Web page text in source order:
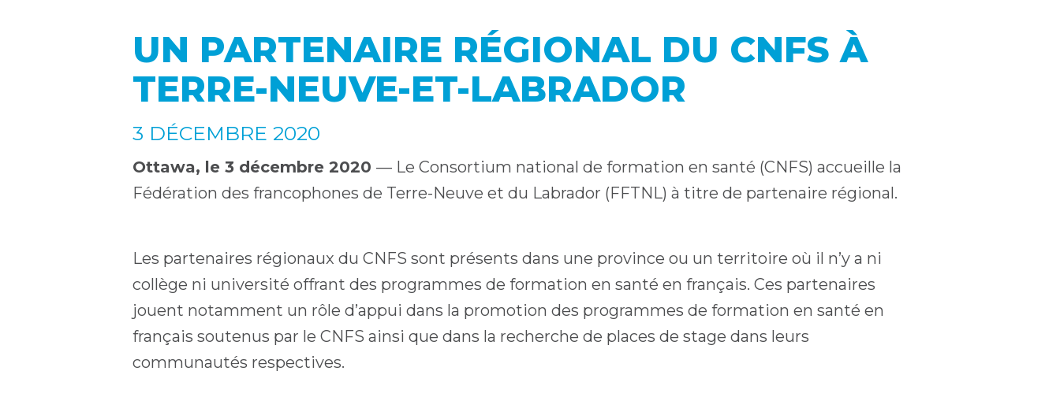
UN PARTENAIRE RÉGIONAL DU CNFS À
TERRE-NEUVE-ET-LABRADOR
3 DÉCEMBRE 2020
Ottawa, le 3 décembre 2020 — Le Consortium national de formation en santé (CNFS) accueille la
Fédération des francophones de Terre-Neuve et du Labrador (FFTNL) à titre de partenaire régional.
Les partenaires régionaux du CNFS sont présents dans une province ou un territoire où il n’y a ni
collège ni université offrant des programmes de formation en santé en français. Ces partenaires
jouent notamment un rôle d’appui dans la promotion des programmes de formation en santé en
français soutenus par le CNFS ainsi que dans la recherche de places de stage dans leurs
communautés respectives.